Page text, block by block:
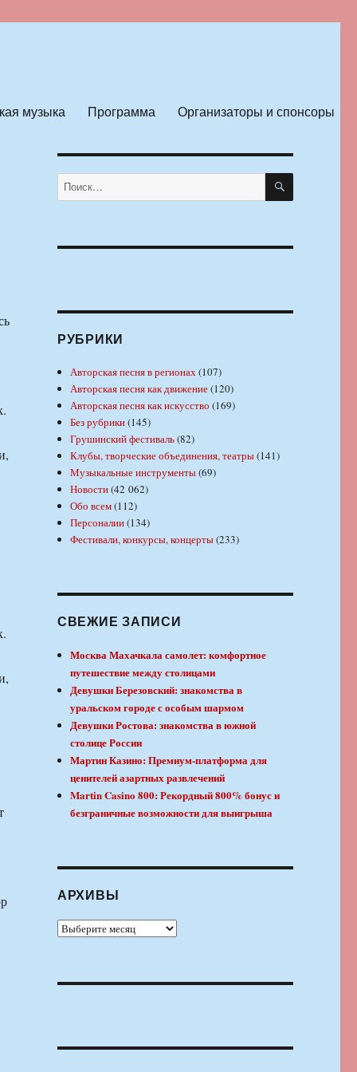
музыка Программа Организаторы и спонсоры
Искать: ПОИСК
РУБРИКИ
Авторская песня в регионах(107)
Авторская песня как движение(120)
Авторская песня как искусство (169)
Без рубрики(145)
Грушинский фестиваль(82)
Клубы, творческие объединения, театры(141)
Музыкальные инструменты(69)
Новости(42 062)
Обо всем(112)
Персоналии(134)
Фестивали, конкурсы, концерты(233)
СВЕЖИЕ ЗАПИСИ
Москва Махачкала самолет: комфортное
путешествие между столицами
Девушки Березовский: знакомства в
уральском городе с особым шармом
Девушки Ростова: знакомства в южной
столице России
Мартин Казино: Премиум-платформа для
ценителей азартных развлечений
Martin Casino 800: Рекордный 800% бонус и
безграничные возможности для выигрыша
АРХИВЫ
Архивы